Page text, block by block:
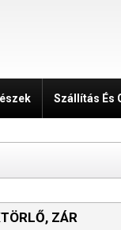
Szállítás És
ZÁR